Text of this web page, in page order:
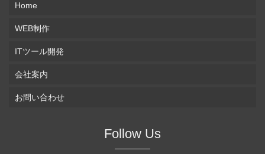
Home
WEB制作
ITツール開発
会社案内
お問い合わせ
Follow Us